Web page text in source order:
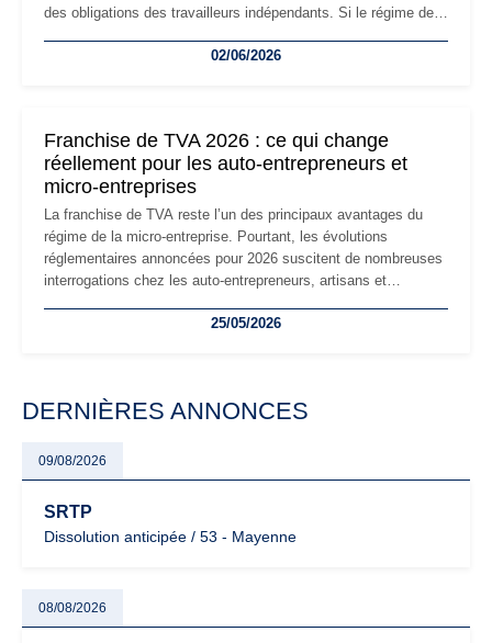
des obligations des travailleurs indépendants. Si le régime de
les auto-entrepreneurs devront s'adapter à un environnement
02/06/2026
Franchise de TVA 2026 : ce qui change
réellement pour les auto-entrepreneurs et
micro-entreprises
La franchise de TVA reste l’un des principaux avantages du
régime de la micro-entreprise. Pourtant, les évolutions
réglementaires annoncées pour 2026 suscitent de nombreuses
interrogations chez les auto-entrepreneurs, artisans et
facturation ou risque de bascule vers la TVA : les règles
25/05/2026
DERNIÈRES ANNONCES
09/08/2026
SRTP
Dissolution anticipée / 53 - Mayenne
08/08/2026